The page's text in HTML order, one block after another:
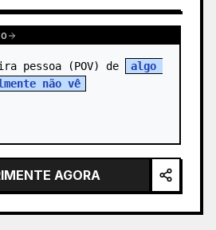
pessoa (POV) de
algo
não vê
AGORA